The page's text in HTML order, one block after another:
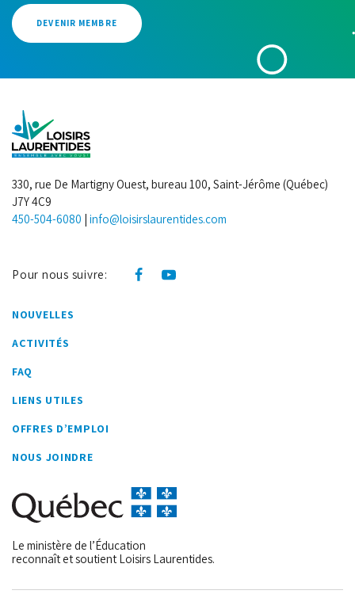
DEVENIR MEMBRE
330, rue De Martigny Ouest, bureau 100, Saint-Jérôme (Québec)
J7Y 4C9
450-504-6080 | info@loisirslaurentides.com
Pour nous suivre:
NOUVELLES
ACTIVITÉS
FAQ
LIENS UTILES
OFFRES D’EMPLOI
NOUS JOINDRE
Le ministère de l’Éducation
reconnaît et soutient Loisirs Laurentides.